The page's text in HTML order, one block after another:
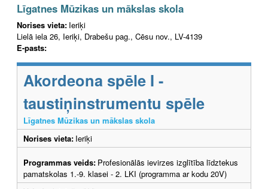
Līgatnes Mūzikas un mākslas skola
Norises vieta: Ieriķi
Lielā iela 26, Ieriķi, Drabešu pag., Cēsu nov., LV-4139
E-pasts:
Akordeona spēle I -
taustiņinstrumentu spēle
Līgatnes Mūzikas un mākslas skola
Norises vieta: Ieriķi
Programmas veids: Profesionālās ievirzes izglītība līdztekus
pamatskolas 1.-9. klasei - 2. LKI (programma ar kodu 20V)